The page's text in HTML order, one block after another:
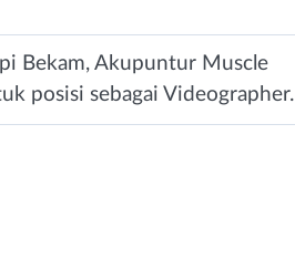
Bekam, Akupuntur Muscle
posisi sebagai Videographer.